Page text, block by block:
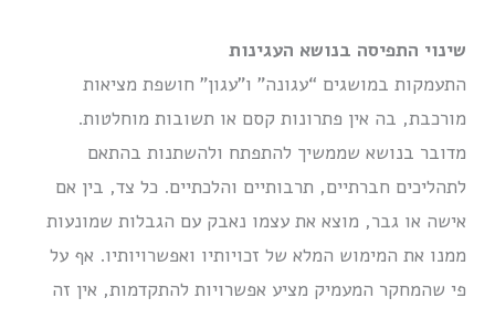
שינוי התפיסה בנושא העגינות
התעמקות במושגים “עגונה” ו”עגון” חושפת מציאות
מורכבת, בה אין פתרונות קסם או תשובות מוחלטות.
מדובר בנושא שממשיך להתפתח ולהשתנות בהתאם
לתהליכים חברתיים, תרבותיים והלכתיים. כל צד, בין אם
אישה או גבר, מוצא את עצמו נאבק עם הגבלות שמונעות
ממנו את המימוש המלא של זכויותיו ואפשרויותיו. אף על
פי שהמחקר המעמיק מציע אפשרויות להתקדמות, אין זה